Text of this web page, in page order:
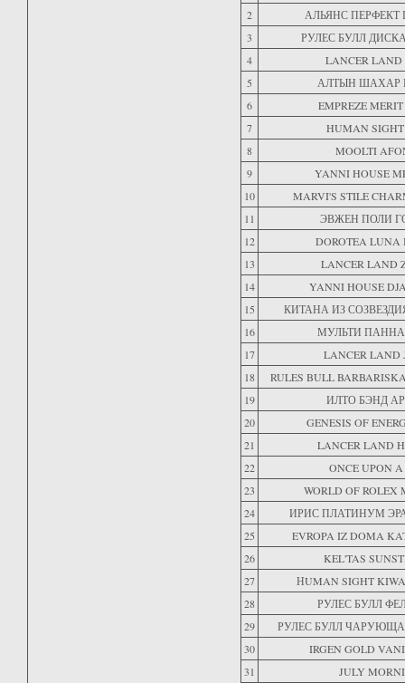
2
АЛЬЯНС
3
РУЛЕС БУЛЛ
4
LANCER LAND
5
АЛТЫН ШАХАР
6
EMPREZE
7
HUMAN
8
MOOLTI
9
YANNI HOUSE
10
MARVI'S STILE
11
ЭВЖЕН ПОЛИ
12
DOROTEA LUNA
13
LANCER LAND
14
YANNI HOUSE
15
КИТАНА ИЗ
16
МУЛЬТИ
17
LANCER LAND
18
RULES BULL
19
ИЛТО БЭНД
20
GENESIS OF
21
LANCER LAND
22
ONCE UPON
23
WORLD OF ROLEX
24
ИРИС ПЛАТИНУМ
25
EVROPA IZ DOMA
26
KEL'TAS
27
НUMAN SIGHT
28
РУЛЕС БУЛЛ
29
РУЛЕС БУЛЛ
30
IRGEN GOLD
31
JULY